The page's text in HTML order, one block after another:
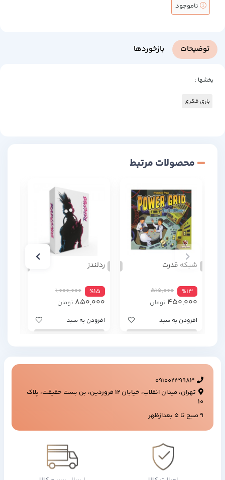
ناموجود
توضیحات بازخوردها
بخشها :
بازی فکری
محصولات مرتبط
شبکه قدرت
%13
515,000
450,000 تومان
افزودن به سبد
ردلندز
%15
1,000,000
850,000 تومان
افزودن به سبد
09100239983
تهران، میدان انقلاب، خیابان ۱۲ فروردین، بن بست حقیقت، پلاک
۱۰
9 صبح تا 5 بعدازظهر